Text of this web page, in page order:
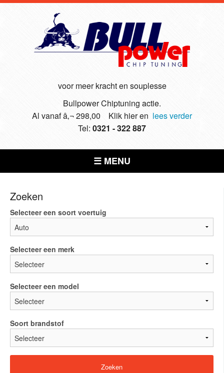
voor meer kracht en souplesse
Bullpower Chiptuning actie.
Al vanaf â‚¬ 298,00 Klik hier en lees verder
Tel: 0321 - 322 887
☰ MENU
Zoeken
Selecteer een soort voertuig
Selecteer een merk
Selecteer een model
Soort brandstof